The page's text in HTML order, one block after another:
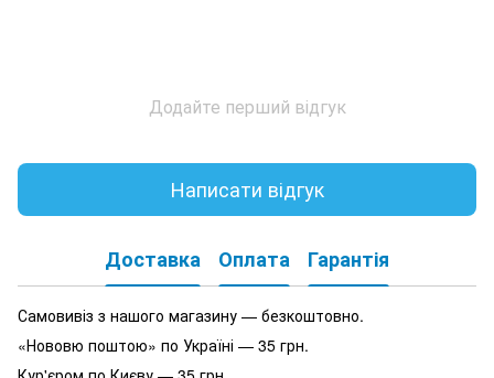
Додайте перший відгук
Написати відгук
Доставка Оплата Гарантія
Самовивіз з нашого магазину — безкоштовно.
«Нововю поштою» по Україні — 35 грн.